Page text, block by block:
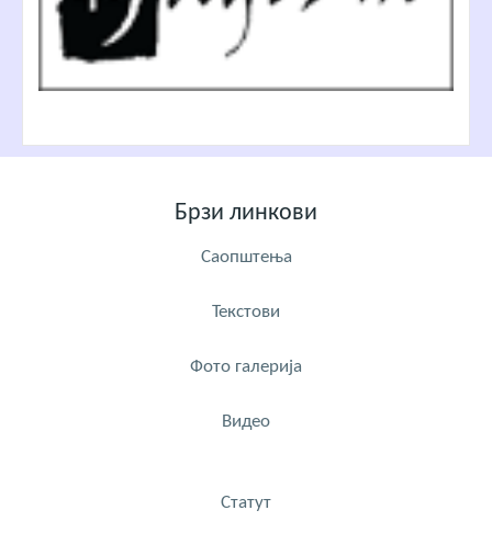
Брзи линкови
Саопштења
Текстови
Фото галерија
Видео
Статут